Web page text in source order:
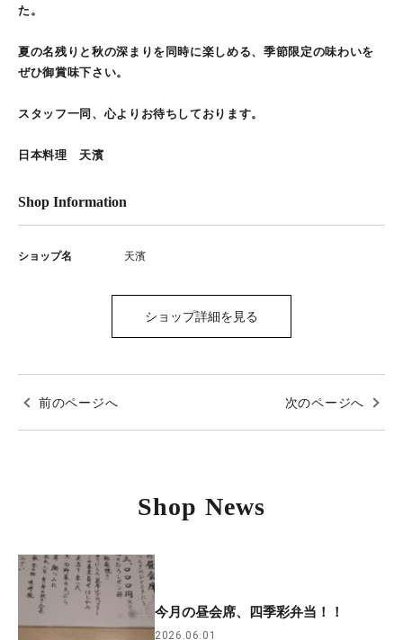
た。
夏の名残りと秋の深まりを同時に楽しめる、季節限定の味わいを
ぜひ御賞味下さい。
スタッフ一同、心よりお待ちしております。
日本料理 天濱
Shop Information
ショップ名 天濱
ショップ詳細を見る
前のページへ 次のページへ
Shop News
今月の昼会席、四季彩弁当！！
2026.06.01